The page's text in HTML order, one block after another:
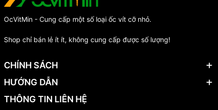
OcVitMin - Cung cấp một số loại ốc vít cỡ nhỏ.
Shop chỉ bán lẻ ít ít, không cung cấp được số lượng!
CHÍNH SÁCH
HƯỚNG DẪN
THÔNG TIN LIÊN HỆ